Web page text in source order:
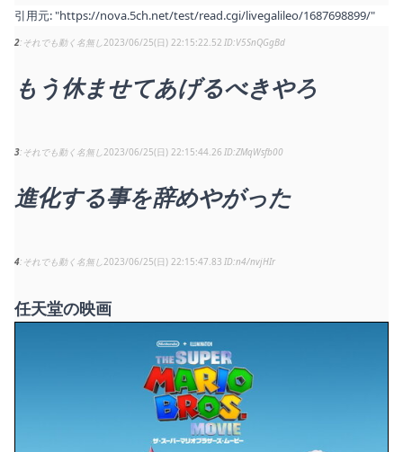
引用元: "https://nova.5ch.net/test/read.cgi/livegalileo/1687698899/"
2 それでも動く名無し 2023/06/25(日) 22:15:22.52 V5SnQGgBd
もう休ませてあげるべきやろ
3 それでも動く名無し 2023/06/25(日) 22:15:44.26 ZMqWsfb00
進化する事を辞めやがった
4 それでも動く名無し 2023/06/25(日) 22:15:47.83 n4/nvjHIr
任天堂の映画